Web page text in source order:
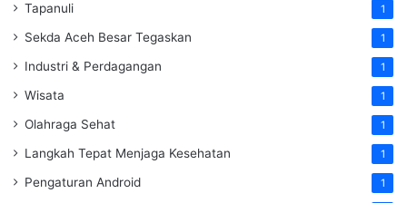
Tapanuli 1
Sekda Aceh Besar Tegaskan 1
Industri & Perdagangan 1
Wisata 1
Olahraga Sehat 1
Langkah Tepat Menjaga Kesehatan 1
Pengaturan Android 1